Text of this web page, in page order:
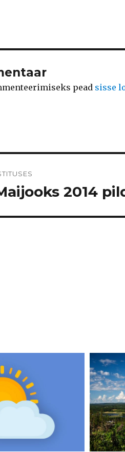
pead sisse
2014